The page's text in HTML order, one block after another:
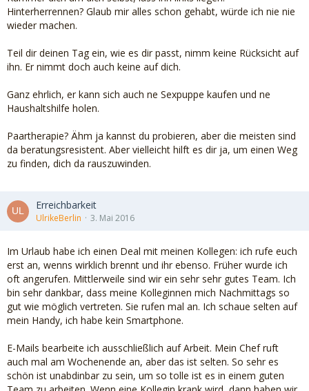
Hinterherrennen? Glaub mir alles schon gehabt, würde ich nie nie
wieder machen.
Teil dir deinen Tag ein, wie es dir passt, nimm keine Rücksicht auf
ihn. Er nimmt doch auch keine auf dich.
Ganz ehrlich, er kann sich auch ne Sexpuppe kaufen und ne
Haushaltshilfe holen.
Paartherapie? Ähm ja kannst du probieren, aber die meisten sind
da beratungsresistent. Aber vielleicht hilft es dir ja, um einen Weg
zu finden, dich da rauszuwinden.
Erreichbarkeit
UlrikeBerlin 3. Mai 2016
Im Urlaub habe ich einen Deal mit meinen Kollegen: ich rufe euch
erst an, wenns wirklich brennt und ihr ebenso. Früher wurde ich
oft angerufen. Mittlerweile sind wir ein sehr sehr gutes Team. Ich
bin sehr dankbar, dass meine Kolleginnen mich Nachmittags so
gut wie möglich vertreten. Sie rufen mal an. Ich schaue selten auf
mein Handy, ich habe kein Smartphone.
E-Mails bearbeite ich ausschließlich auf Arbeit. Mein Chef ruft
auch mal am Wochenende an, aber das ist selten. So sehr es
schön ist unabdinbar zu sein, um so tolle ist es in einem guten